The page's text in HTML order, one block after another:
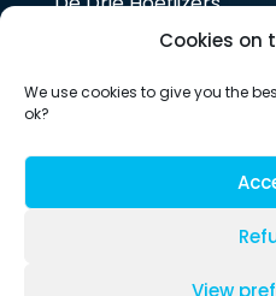
Cookies on
We use cookies to give you the
ok?
View
Ceresstraat 13
Nederland